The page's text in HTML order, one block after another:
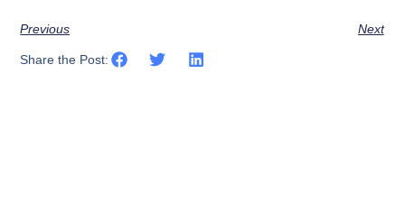
Previous Next
Share the Post: